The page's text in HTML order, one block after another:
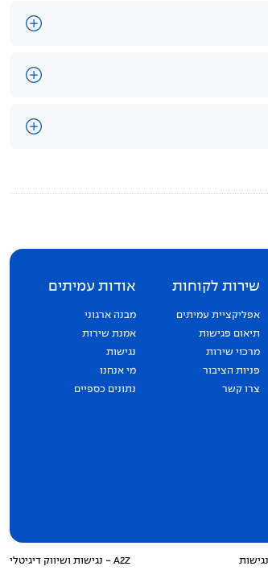
שירות לקוחות
אפליקציית עמיתים
תיאום פגישות
מרכזי שירות
פניות הציבור
צרו קשר
אודות עמיתים
מבנה ארגוני
אמנת שירות
נגישות
מי אנחנו
נתונים כספיים
נגישות A2Z - נגישות ושיווק דיגיטלי